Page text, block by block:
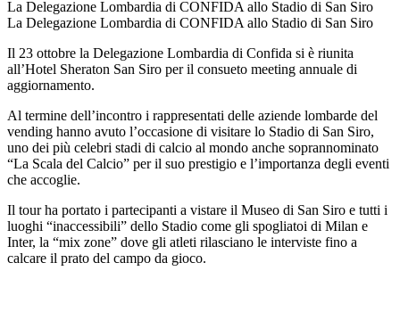
La Delegazione Lombardia di CONFIDA allo Stadio di San Siro
La Delegazione Lombardia di CONFIDA allo Stadio di San Siro
Il 23 ottobre la Delegazione Lombardia di Confida si è riunita
all’Hotel Sheraton San Siro per il consueto meeting annuale di
aggiornamento.
Al termine dell’incontro i rappresentati delle aziende lombarde del
vending hanno avuto l’occasione di visitare lo Stadio di San Siro,
uno dei più celebri stadi di calcio al mondo anche soprannominato
“La Scala del Calcio” per il suo prestigio e l’importanza degli eventi
che accoglie.
Il tour ha portato i partecipanti a vistare il Museo di San Siro e tutti i
luoghi “inaccessibili” dello Stadio come gli spogliatoi di Milan e
Inter, la “mix zone” dove gli atleti rilasciano le interviste fino a
calcare il prato del campo da gioco.